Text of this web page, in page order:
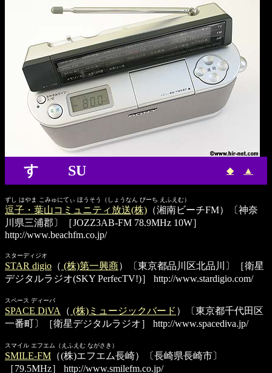
す SU ◆ ▲
ずし はやま こみゅにてぃ ほうそう（しょうなん びーち えふえむ）
逗子・葉山コミュニティ放送(株) （湘南ビーチFM）〔神奈
川県三浦郡〕［JOZZ3AB-FM 78.9MHz 10W］
http://www.beachfm.co.jp/
スターディジオ
STAR digio （ (株)第一興商）〔東京都品川区北品川〕［衛星
デジタルラジオ(SKY PerfecTV!)］
http://www.stardigio.com/
スペース ディーバ
SPACE DiVA （ (株)ミュージックバード ）〔東京都千代田区
一番町〕［衛星デジタルラジオ］
http://www.spacediva.jp/
スマイル エフエム（えふえむ ながさき）
SMILE-FM （(株)エフエム長崎）〔長崎県長崎市〕
［79.5MHz］
http://www.smilefm.co.jp/